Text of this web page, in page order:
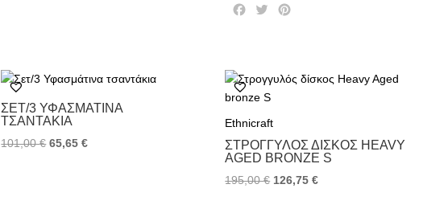
o
o
k
e
r
t
ΣΕΤ/3 ΥΦΑΣΜΆΤΙΝΑ
ΤΣΑΝΤΆΚΙΑ
101,00€ 65,65€
Ethnicraft
ΣΤΡΟΓΓΥΛΌΣ ΔΊΣΚΟΣ HEAVY
AGED BRONZE S
195,00€ 126,75€